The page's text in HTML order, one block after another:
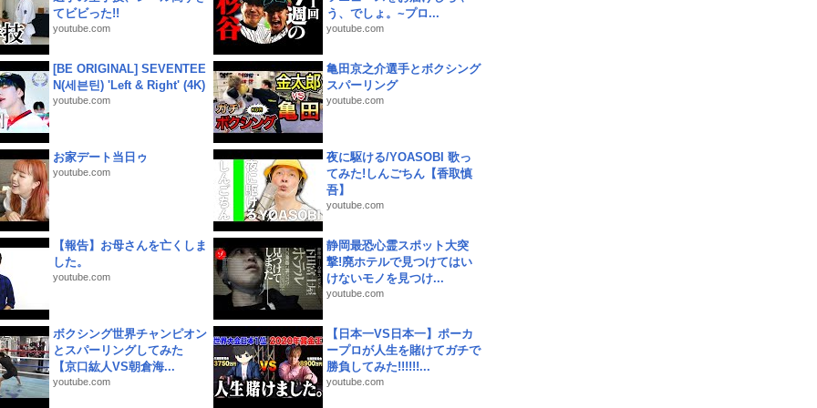
てビビった!!
youtube.com
う、でしょ。~プロ...
youtube.com
[BE ORIGINAL] SEVENTEE
N(세븐틴) 'Left & Right' (4K)
youtube.com
亀田京之介選手とボクシング
スパーリング
youtube.com
お家デート当日ゥ
youtube.com
夜に駆ける/YOASOBI 歌っ
てみた!しんごちん【香取慎
吾】
youtube.com
【報告】お母さんを亡くしま
した。
youtube.com
静岡最恐心霊スポット大突
撃!廃ホテルで見つけてはい
けないモノを見つけ...
youtube.com
ボクシング世界チャンピオン
とスパーリングしてみた
【京口紘人VS朝倉海...
youtube.com
【日本一VS日本一】ポーカ
ープロが人生を賭けてガチで
勝負してみた!!!!!!...
youtube.com